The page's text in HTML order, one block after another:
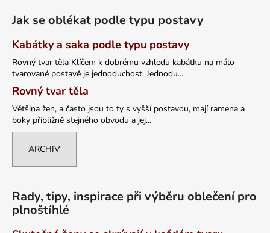
Jak se oblékat podle typu postavy
Kabátky a saka podle typu postavy
Rovný tvar těla Klíčem k dobrému vzhledu kabátku na málo
tvarované postavě je jednoduchost. Jednodu...
Rovný tvar těla
Většina žen, a často jsou to ty s vyšší postavou, mají ramena a
boky přibližně stejného obvodu a jej...
ARCHIV
Rady, tipy, inspirace při výběru oblečení pro
plnoštíhlé